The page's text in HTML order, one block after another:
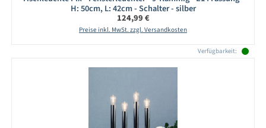
H: 50cm, L: 42cm - Schalter - silber
Regulärer Preis:
124,99 €
Preise inkl. MwSt. zzgl. Versandkosten
Verfügbarkeit: